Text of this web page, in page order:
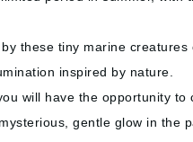
these tiny marine creatures
inspired by nature.
will have the opportunity to
gentle glow in the